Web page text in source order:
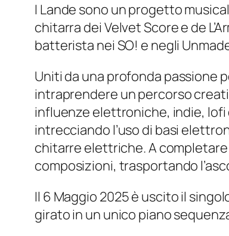
I Lande sono un progetto
chitarra dei Velvet Score e de
batterista nei SO! e negli
Uniti da una profonda passione
intraprendere un percorso
influenze elettroniche, indie, lofi
intrecciando l’uso di basi
chitarre elettriche. A
composizioni, trasportando
Il 6 Maggio 2025 è uscito il
girato in un unico piano